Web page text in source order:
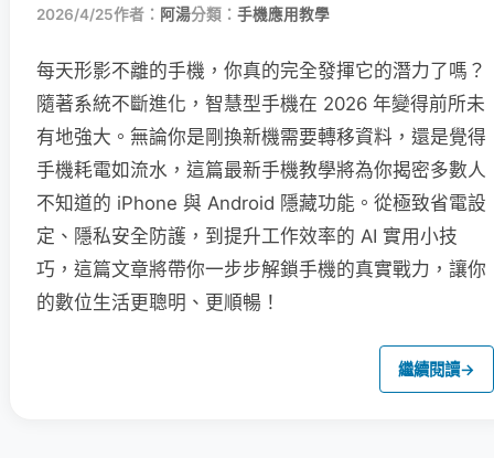
2026/4/25作者： 阿湯分類： 手機應用教學
每天形影不離的手機，你真的完全發揮它的潛力了嗎？
隨著系統不斷進化，智慧型手機在 2026 年變得前所未
有地強大。無論你是剛換新機需要轉移資料，還是覺得
手機耗電如流水，這篇最新手機教學將為你揭密多數人
不知道的 iPhone 與 Android 隱藏功能。從極致省電設
定、隱私安全防護，到提升工作效率的 AI 實用小技
巧，這篇文章將帶你一步步解鎖手機的真實戰力，讓你
的數位生活更聰明、更順暢！
繼續閱讀→